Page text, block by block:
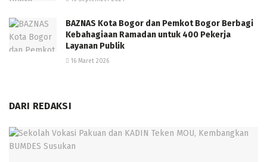
BAZNAS Kota Bogor dan Pemkot Bogor Berbagi
Kebahagiaan Ramadan untuk 400 Pekerja
Layanan Publik
16 Maret 2026
DARI REDAKSI